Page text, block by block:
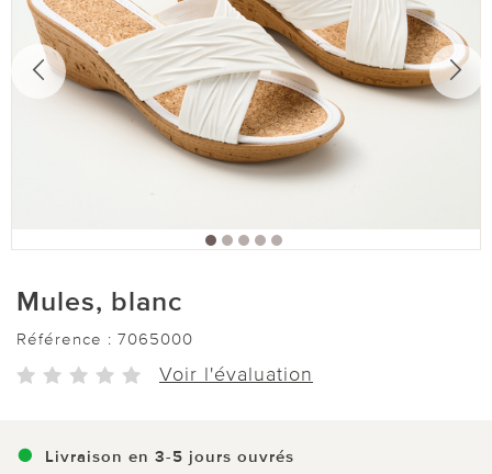
Mules, blanc
Référence : 7065000
Voir l'évaluation
Livraison en 3-5 jours ouvrés